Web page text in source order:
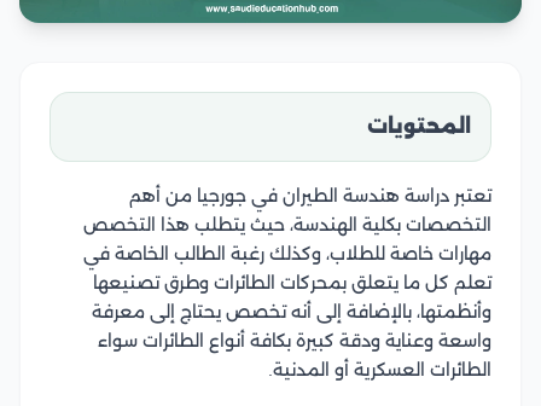
المحتويات
تعتبر دراسة هندسة الطيران في جورجيا من أهم
التخصصات بكلية الهندسة، حيث يتطلب هذا التخصص
مهارات خاصة للطلاب، وكذلك رغبة الطالب الخاصة في
تعلم كل ما يتعلق بمحركات الطائرات وطرق تصنيعها
وأنظمتها، بالإضافة إلى أنه تخصص يحتاج إلى معرفة
واسعة وعناية ودقة كبيرة بكافة أنواع الطائرات سواء
الطائرات العسكرية أو المدنية.